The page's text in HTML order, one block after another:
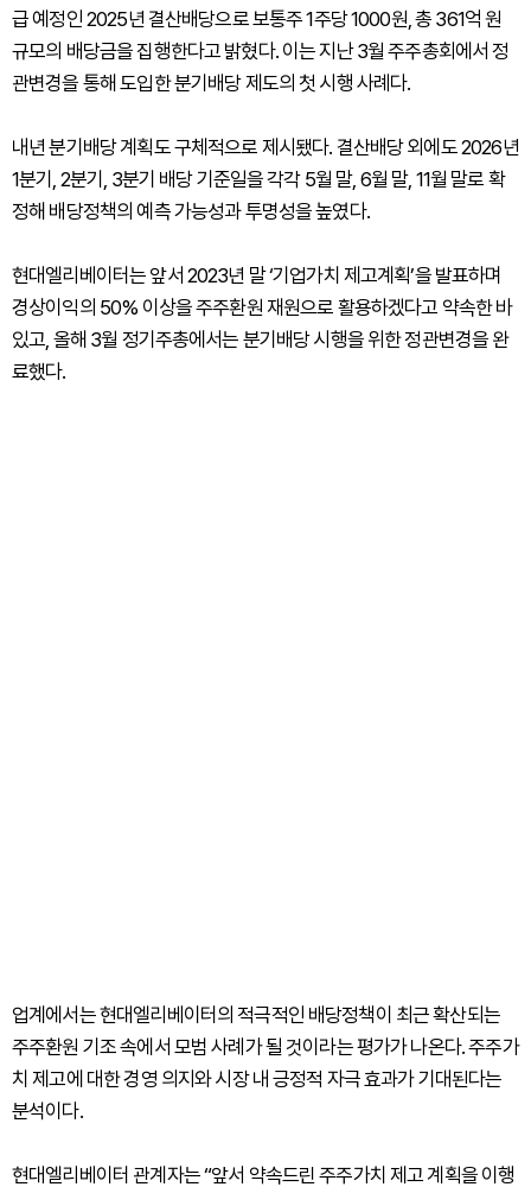
급 예정인 2025년 결산배당으로 보통주 1주당 1000원, 총 361억 원
규모의 배당금을 집행한다고 밝혔다. 이는 지난 3월 주주총회에서 정
관변경을 통해 도입한 분기배당 제도의 첫 시행 사례다.
내년 분기배당 계획도 구체적으로 제시됐다. 결산배당 외에도 2026년
1분기, 2분기, 3분기 배당 기준일을 각각 5월 말, 6월 말, 11월 말로 확
정해 배당정책의 예측 가능성과 투명성을 높였다.
현대엘리베이터는 앞서 2023년 말 ‘기업가치 제고계획’을 발표하며
경상이익의 50% 이상을 주주환원 재원으로 활용하겠다고 약속한 바
있고, 올해 3월 정기주총에서는 분기배당 시행을 위한 정관변경을 완
료했다.
업계에서는 현대엘리베이터의 적극적인 배당정책이 최근 확산되는
주주환원 기조 속에서 모범 사례가 될 것이라는 평가가 나온다. 주주가
치 제고에 대한 경영 의지와 시장 내 긍정적 자극 효과가 기대된다는
분석이다.
현대엘리베이터 관계자는 “앞서 약속드린 주주가치 제고 계획을 이행